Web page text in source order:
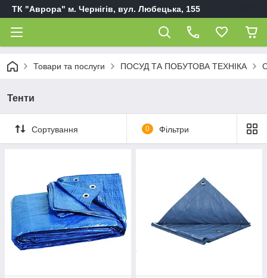
ТК "Аврора" м. Чернігів, вул. Любецька, 155
Товари та послуги ПОСУД ТА ПОБУТОВА ТЕХНІКА
Тенти
Сортування 0 Фільтри